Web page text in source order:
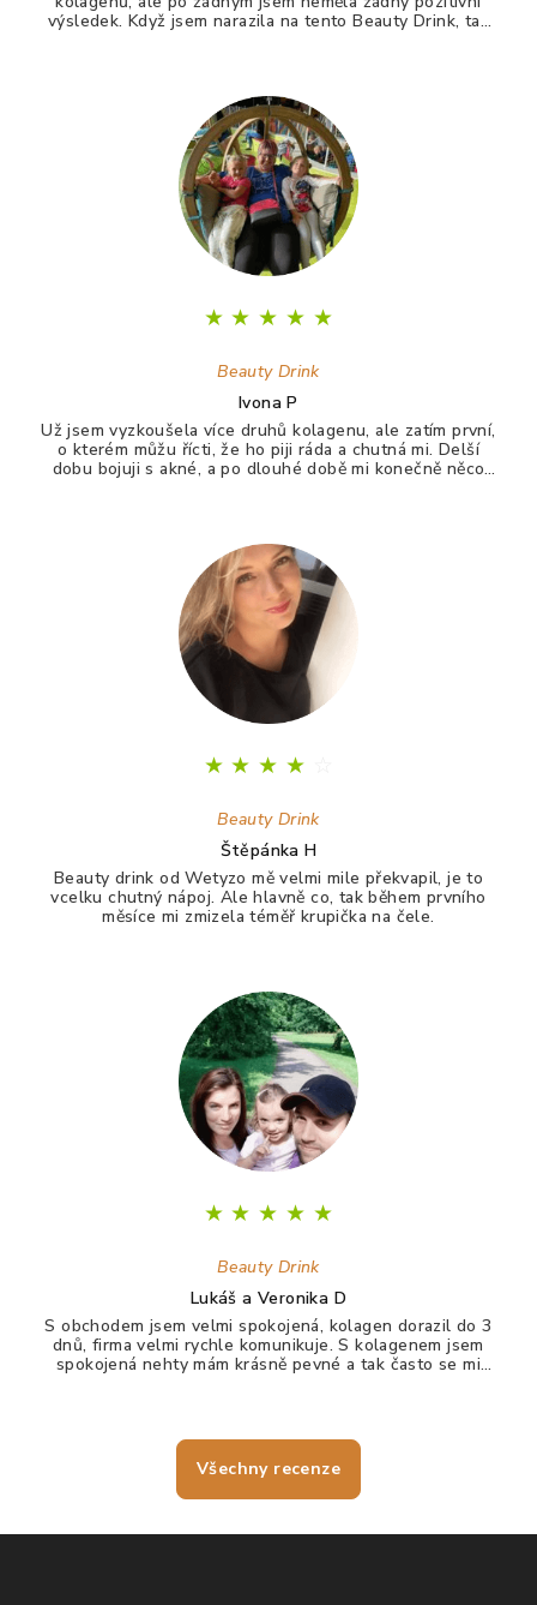
výsledek. Když jsem narazila na tento Beauty Drink, tak
★ ★ ★ ★ ★
Beauty Drink
Ivona P
Už jsem vyzkoušela více druhů kolagenu, ale zatím první,
o kterém můžu řícti, že ho piji ráda a chutná mi. Delší
dobu bojuji s akné, a po dlouhé době mi konečně něco
★ ★ ★ ★
Beauty Drink
Štěpánka H
Beauty drink od Wetyzo mě velmi mile překvapil, je to
vcelku chutný nápoj. Ale hlavně co, tak během prvního
měsíce mi zmizela téměř krupička na čele.
★ ★ ★ ★ ★
Beauty Drink
Lukáš a Veronika D
S obchodem jsem velmi spokojená, kolagen dorazil do 3
dnů, firma velmi rychle komunikuje. S kolagenem jsem
spokojená nehty mám krásně pevné a tak často se mi
Všechny recenze